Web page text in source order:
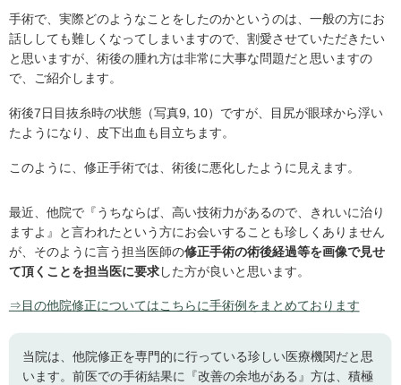
手術で、実際どのようなことをしたのかというのは、一般の方にお
話ししても難しくなってしまいますので、割愛させていただきたい
と思いますが、術後の腫れ方は非常に大事な問題だと思いますの
で、ご紹介します。
術後7日目抜糸時の状態（写真9, 10）ですが、目尻が眼球から浮い
たようになり、皮下出血も目立ちます。
このように、修正手術では、術後に悪化したように見えます。
最近、他院で『うちならば、高い技術力があるので、きれいに治り
ますよ』と言われたという方にお会いすることも珍しくありません
が、そのように言う担当医師の修正手術の術後経過等を画像で見せ
て頂くことを担当医に要求した方が良いと思います。
⇒目の他院修正についてはこちらに手術例をまとめております
当院は、他院修正を専門的に行っている珍しい医療機関だと思
います。前医での手術結果に『改善の余地がある』方は、積極